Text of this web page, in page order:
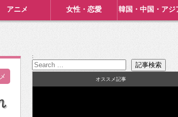
アニメ 女性・恋愛 韓国・中国・アジ
:
オススメ記事